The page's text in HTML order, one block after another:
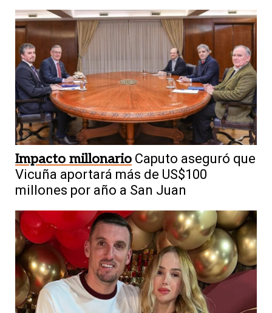
Impacto millonario Caputo aseguró que
Vicuña aportará más de US$100
millones por año a San Juan